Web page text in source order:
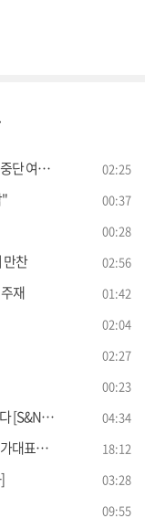
총투표 02:25
00:37
00:28
만찬 02:56
재 01:42
02:04
02:27
00:23
04:34
영 만찬 18:12
03:28
09:55